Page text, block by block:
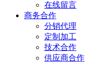
在线留言
商务合作
分销代理
定制加工
技术合作
供应商合作